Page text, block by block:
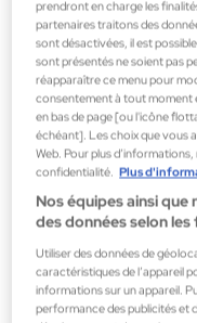
Coffrets Miniaturas
Versace Coffret
prendront en charge les
partenaires traitons des
sont désactivées, il est
sont présentés ne soient pas
réapparaître ce menu pour
consentement à tout moment
en bas de page [ou l'icône
échéant]. Les choix que vous
Web. Pour plus
confidentialité. Plus
Nos équipes ainsi
des données selon
Utiliser des données de
caractéristiques de l’appareil
informations sur un appareil.
performance des publicités et